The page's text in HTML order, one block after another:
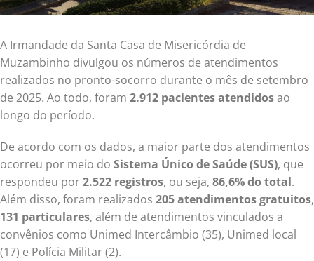
A Irmandade da Santa Casa de Misericórdia de
Muzambinho divulgou os números de atendimentos
realizados no pronto-socorro durante o mês de setembro
de 2025. Ao todo, foram 2.912 pacientes atendidosao
longo do período.
De acordo com os dados, a maior parte dos atendimentos
ocorreu por meio do Sistema Único de Saúde (SUS), que
respondeu por2.522 registros, ou seja, 86,6% do total.
Além disso, foram realizados 205 atendimentos gratuitos,
131 particulares, além de atendimentos vinculados a
convênios como Unimed Intercâmbio (35), Unimed local
(17) e Polícia Militar (2).